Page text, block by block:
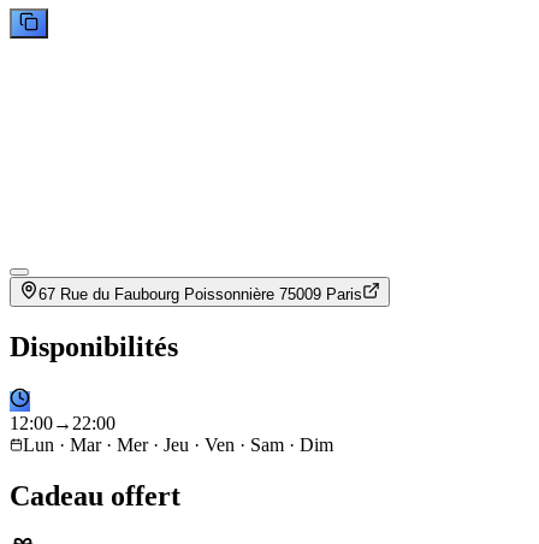
67 Rue du Faubourg Poissonnière 75009 Paris
Disponibilités
12:00→ 22:00
Lun · Mar · Mer · Jeu · Ven · Sam · Dim
Cadeau offert